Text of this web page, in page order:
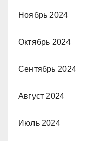
Ноябрь 2024
Октябрь 2024
Сентябрь 2024
Август 2024
Июль 2024